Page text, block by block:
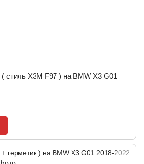
( стиль X3M F97 ) на BMW X3 G01